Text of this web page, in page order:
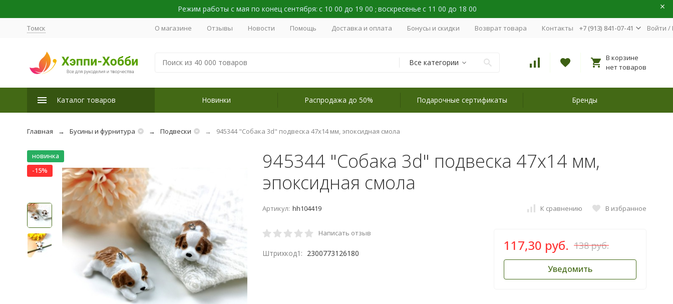
Режим работы с мая по конец сентября: с 10 00 до 19 00 ; воскресенье с 11 00 до 18 00
Томск О магазине Отзывы Новости Помощь Доставка и оплата Бонусы и скидки Возврат товара Контакты +7 (913) 841-07-41 Войти /
Все категории
В корзине
нет товаров
Каталог товаров Новинки Распродажа до 50% Подарочные сертификаты Бренды
Главная Бусины и фурнитура Подвески 945344 "Собака 3d" подвеска 47х14 мм, эпоксидная смола
новинка
-15%
945344 "Собака 3d" подвеска 47х14 мм,
эпоксидная смола
Артикул: hh104419 К сравнению В избранное
Написать отзыв
Штрихкод1: 2300773126180 117,30 руб. 138 руб.
Уведомить